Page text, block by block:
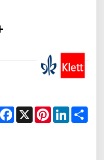
Facebook
X PinterestLinkedIn